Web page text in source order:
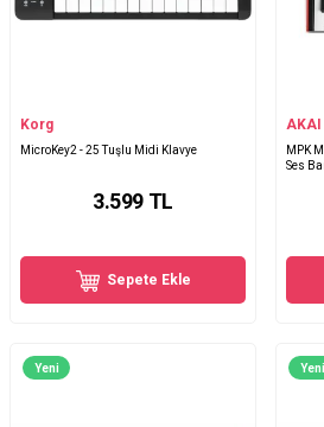
Korg
MicroKey2 - 25 Tuşlu Midi Klavye
3.599 TL
Sepete Ekle
AKAI
MPK
Ses
Yeni Yeni